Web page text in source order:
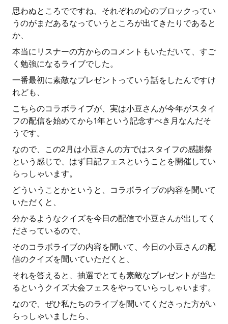
思わぬところでですね、それぞれの心のブロックってい
うのがまだあるなっていうところが出てきたりであると
か、
本当にリスナーの方からのコメントもいただいて、すご
く勉強になるライブでした。
一番最初に素敵なプレゼントっていう話をしたんですけ
れども、
こちらのコラボライブが、実は小豆さんが今年がスタイ
フの配信を始めてから1年という記念すべき月なんだそ
うです。
なので、この2月は小豆さんの方ではスタイフの感謝祭
という感じで、はず日記フェスということを開催してい
らっしゃいます。
どういうことかというと、コラボライブの内容を聞いて
いただくと、
分かるようなクイズを今日の配信で小豆さんが出してく
ださっているので、
そのコラボライブの内容を聞いて、今日の小豆さんの配
信のクイズを聞いていただくと、
それを答えると、抽選でとても素敵なプレゼントが当た
るというクイズ大会フェスをやっていらっしゃいます。
なので、ぜひ私たちのライブを聞いてくださった方がい
らっしゃいましたら、